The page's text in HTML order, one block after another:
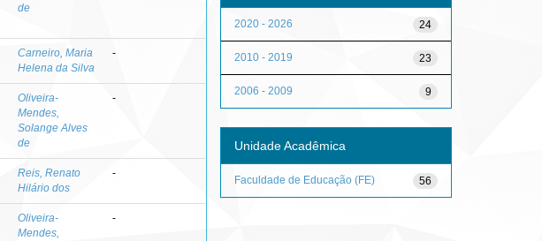
de
Carneiro, Maria
Helena da Silva
-
Oliveira-
Mendes,
Solange Alves
de
-
Reis, Renato
Hilário dos
-
Oliveira-
Mendes,
-
24
2020 - 2026
23
2010 - 2019
9
2006 - 2009
Unidade Acadêmica
56
Faculdade de Educação (FE)